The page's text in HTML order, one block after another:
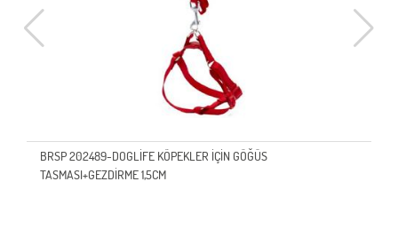
BRSP 202489-DOGLİFE KÖPEKLER İÇİN GÖĞÜS
TASMASI+GEZDİRME 1,5CM